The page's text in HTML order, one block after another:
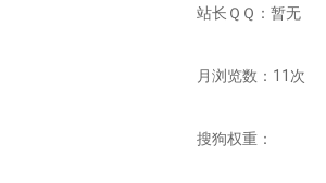
站长ＱＱ：暂无
月浏览数：11次
搜狗权重：